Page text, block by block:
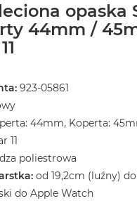
opaska
44mm /
923-05861
44mm, Koperta:
11
poliestrowa
od 19,2cm (luźny)
do Apple Watch